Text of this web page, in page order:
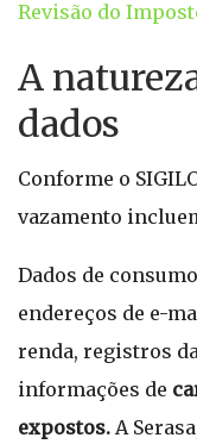
Revisão do
A
dados
Conforme o
vazamento
Dados de
endereços de e-
renda, registros
informações de
expostos. A